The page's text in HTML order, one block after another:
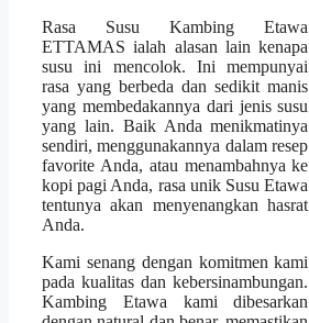
Rasa Susu Kambing Etawa
ETTAMAS ialah alasan lain kenapa
susu ini mencolok. Ini mempunyai
rasa yang berbeda dan sedikit manis
yang membedakannya dari jenis susu
yang lain. Baik Anda menikmatinya
sendiri, menggunakannya dalam resep
favorite Anda, atau menambahnya ke
kopi pagi Anda, rasa unik Susu Etawa
tentunya akan menyenangkan hasrat
Anda.
Kami senang dengan komitmen kami
pada kualitas dan kebersinambungan.
Kambing Etawa kami dibesarkan